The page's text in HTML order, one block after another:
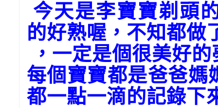
今天是李寶寶剃頭
的好熟喔，不知都做
，一定是個很美好
每個寶寶都是爸爸媽
都一點一滴的記錄下